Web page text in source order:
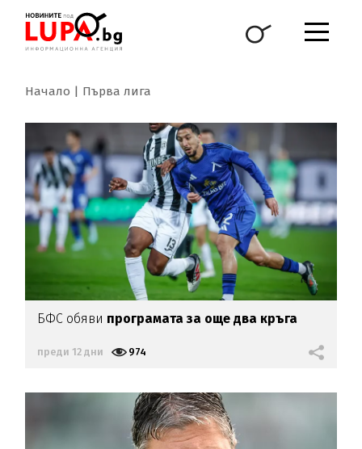
Начало Първа лига
БФС обяви програмата за още два кръга
преди 12 дни 974